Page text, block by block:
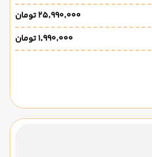
۲۵٬۹۹۰٬۰۰۰ تومان
۱٬۹۹۰٬۰۰۰ تومان